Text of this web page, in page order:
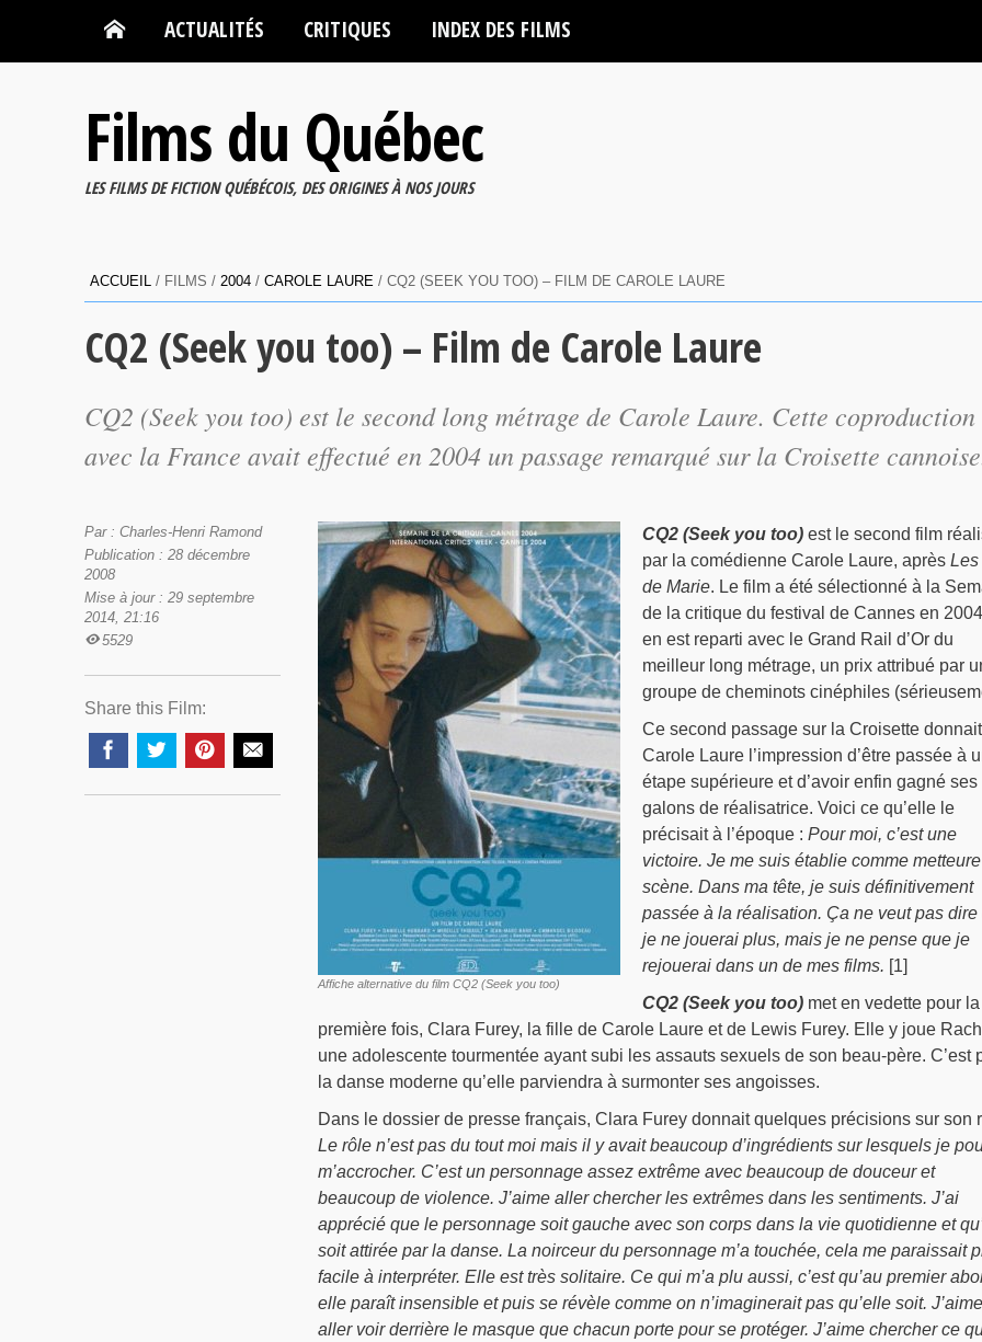
ACTUALITÉS CRITIQUES INDEX DES FILMS
Films du Québec
LES FILMS DE FICTION QUÉBÉCOIS, DES ORIGINES À NOS JOURS
ACCUEIL / FILMS / 2004 / CAROLE LAURE / CQ2 (SEEK YOU TOO) – FILM DE CAROLE LAURE
CQ2 (Seek you too) – Film de Carole Laure
CQ2 (Seek you too) est le second long métrage de Carole Laure. Cette coproduction
avec la France avait effectué en 2004 un passage remarqué sur la Croisette
Par : Charles-Henri Ramond
Publication : 28 décembre
2008
Mise à jour : 29 septembre
2014, 21:16
5529
Share this Film:
Affiche alternative du film CQ2 (Seek you too)
CQ2 (Seek you too)est le second film
par la comédienne Carole Laure, après Les
de Marie. Le film a été sélectionné à la
de la critique du festival de Cannes en
en est reparti avec le Grand Rail d’Or du
meilleur long métrage, un prix attribué par
groupe de cheminots cinéphiles
Ce second passage sur la Croisette
Carole Laure l’impression d’être passée à
étape supérieure et d’avoir enfin gagné ses
galons de réalisatrice. Voici ce qu’elle le
précisait à l’époque : Pour moi, c’est une
victoire. Je me suis établie comme
scène. Dans ma tête, je suis définitivement
passée à la réalisation. Ça ne veut pas dire
je ne jouerai plus, mais je ne pense que je
rejouerai dans un de mes films. [1]
CQ2 (Seek you too)met en vedette pour la
première fois, Clara Furey, la fille de Carole Laure et de Lewis Furey. Elle y joue
une adolescente tourmentée ayant subi les assauts sexuels de son beau-père. C’est
la danse moderne qu’elle parviendra à surmonter ses angoisses.
Dans le dossier de presse français, Clara Furey donnait quelques précisions sur son
Le rôle n’est pas du tout moi mais il y avait beaucoup d’ingrédients sur lesquels je
m’accrocher. C’est un personnage assez extrême avec beaucoup de douceur et
beaucoup de violence. J’aime aller chercher les extrêmes dans les sentiments. J’ai
apprécié que le personnage soit gauche avec son corps dans la vie quotidienne et
soit attirée par la danse. La noirceur du personnage m’a touchée, cela me paraissait
facile à interpréter. Elle est très solitaire. Ce qui m’a plu aussi, c’est qu’au premier
elle paraît insensible et puis se révèle comme on n’imaginerait pas qu’elle soit. J’aime
aller voir derrière le masque que chacun porte pour se protéger. J’aime chercher ce